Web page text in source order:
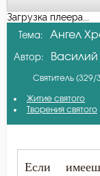
Ангел
Ангел
Атеизм
Беда
Безмолвие
А-я
Амвросий
Иоанн
Феодор
Загрузка плеера...
Тема: Ангел
Автор: Василий
Святитель (329/
Житие святого
Творения святого
Если